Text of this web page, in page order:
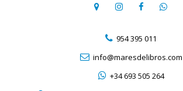
954 395 011
info@maresdelibros.com
+34 693 505 264